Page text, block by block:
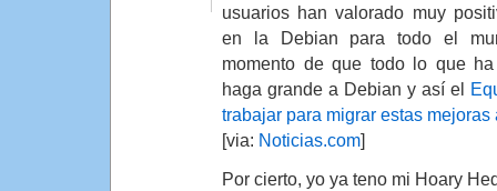
usuarios han valorado muy
en la Debian para todo el
momento de que todo lo que
haga grande a Debian y así el
trabajar para migrar estas mejoras
[via: Noticias.com]
Por cierto, yo ya teno mi Hoary